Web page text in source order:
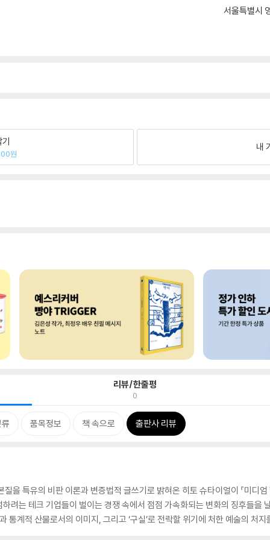
서울특별시
원
내
리뷰/한줄평
0
품목정보 책 속으로 출판사 리뷰
을 특유의 비판 이론과 변증법적 글쓰기로 밝혀온 히토 슈타이얼이 『미디
려는 테크 기업들이 벌이는 경쟁 속에서 점점 가속화되는 변화의 징후들을
통계적 산물로서의 이미지, 그리고 ‘구실’로 전락할 위기에 처한 예술의 처